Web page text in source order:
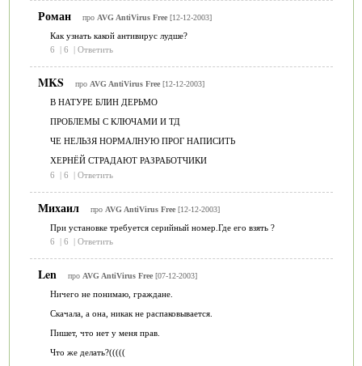
Роман про AVG AntiVirus Free [12-12-2003]
Как узнать какой антивирус лудше?
6
| 6 | Ответить
MKS про AVG AntiVirus Free [12-12-2003]
В НАТУРЕ БЛИН ДЕРЬМО
ПРОБЛЕМЫ С КЛЮЧАМИ И ТД
ЧЕ НЕЛЬЗЯ НОРМАЛНУЮ ПРОГ НАПИСИТЬ
ХЕРНЁЙ СТРАДАЮТ РАЗРАБОТЧИКИ
6
| 6 | Ответить
Михаил про AVG AntiVirus Free [12-12-2003]
При установке требуется серийный номер.Где его взять ?
6
| 6 | Ответить
Len про AVG AntiVirus Free [07-12-2003]
Ничего не понимаю, граждане.
Скачала, а она, никак не распаковывается.
Пишет, что нет у меня прав.
Что же делать?(((((